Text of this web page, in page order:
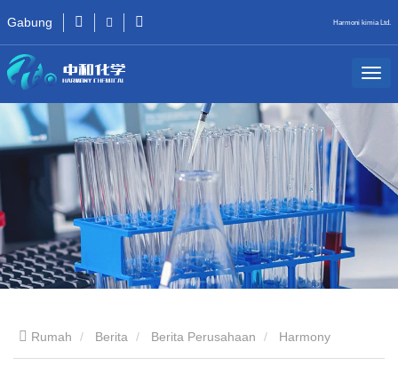
Gabung Harmoni kimia Ltd.
Rumah Berita Berita Perusahaan